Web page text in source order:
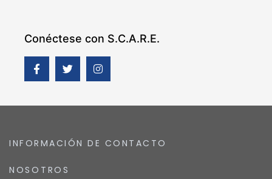
Conéctese con S.C.A.R.E.
INFORMACIÓN DE CONTACTO
NOSOTROS